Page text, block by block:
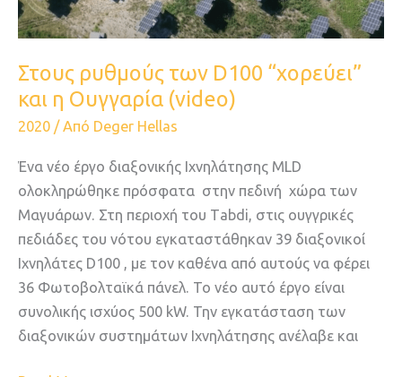
Στους ρυθμούς των D100 “χορεύει”
και η Ουγγαρία (video)
2020 / Από Deger Hellas
Ένα νέο έργο διαξονικής Ιχνηλάτησης MLD
ολοκληρώθηκε πρόσφατα στην πεδινή χώρα των
Μαγυάρων. Στη περιοχή του Τabdi, στις ουγγρικές
πεδιάδες του νότου εγκαταστάθηκαν 39 διαξονικοί
Ιχνηλάτες D100 , με τον καθένα από αυτούς να φέρει
36 Φωτοβολταϊκά πάνελ. Το νέο αυτό έργο είναι
συνολικής ισχύος 500 kW. Την εγκατάσταση των
διαξονικών συστημάτων Ιχνηλάτησης ανέλαβε και
Ουγγαρία
(video)